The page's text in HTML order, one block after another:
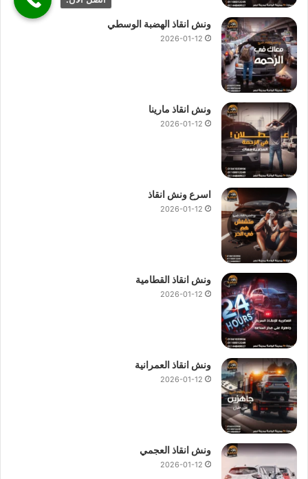
ونش انقاذ الهضبة الوسطي
2026-01-12
ونش انقاذ مارينا
2026-01-12
اسرع ونش انقاذ
2026-01-12
ونش انقاذ القطامية
2026-01-12
ونش انقاذ العمرانية
2026-01-12
ونش انقاذ العجمي
2026-01-12